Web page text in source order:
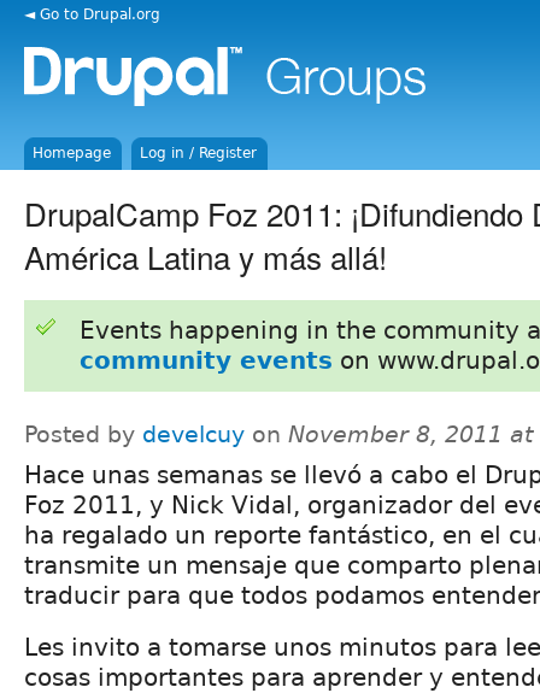
◄ Go to Drupal.org
Homepage Log in / Register
DrupalCamp Foz 2011: ¡Difundiendo
América Latina y más allá!
Events happening in the community
community events on
Posted by develcuy on November 8, 2011 at
Hace unas semanas se llevó a cabo el
Foz 2011, y Nick Vidal, organizador del
ha regalado un reporte fantástico, en el
transmite un mensaje que comparto
traducir para que todos podamos
Les invito a tomarse unos minutos para
cosas importantes para aprender y